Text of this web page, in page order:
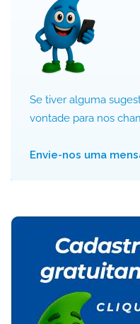
Se tiver alguma
vontade para nos
Envie-nos uma